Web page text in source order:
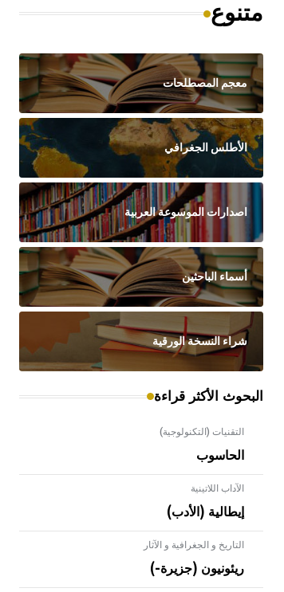
متنوع
معجم المصطلحات
الأطلس الجغرافي
اصدارات الموسوعة العربية
أسماء الباحثين
شراء النسخة الورقية
البحوث الأكثر قراءة
التقنيات (التكنولوجية)
الحاسوب
الآداب اللاتينية
إيطالية (الأدب)
التاريخ و الجغرافية و الآثار
ريئونيون (جزيرة-)